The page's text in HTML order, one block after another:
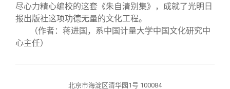
尽心力精心编校的这套《朱自清别集》，成就了光明日
报出版社这项功德无量的文化工程。
（作者：蒋进国，系中国计量大学中国文化研究中
心主任）
北京市海淀区清华园1号 100084